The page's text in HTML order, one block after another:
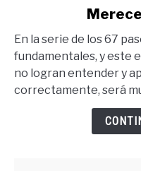
Tener
Lo
Que
Quieres
En la serie de los 67
fundamentales, y este
no logran entender y
correctamente, será